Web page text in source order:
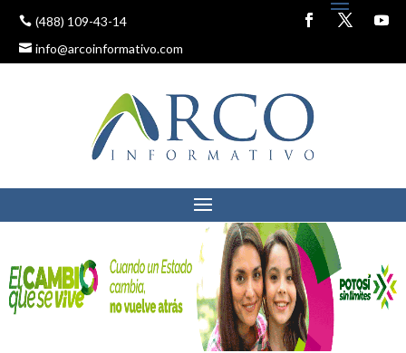
(488) 109-43-14
info@arcoinformativo.com